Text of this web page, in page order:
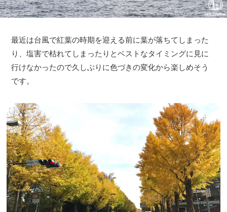
最近は台風で紅葉の時期を迎える前に葉が落ちてしまった
り、塩害で枯れてしまったりとベストなタイミングに見に
行けなかったので久しぶりに色づきの変化から楽しめそう
です。